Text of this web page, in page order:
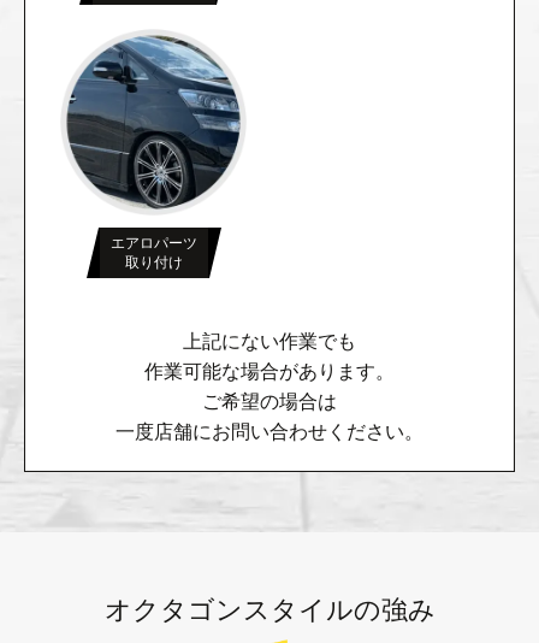
エアロパーツ
取り付け
上記にない作業でも
作業可能な場合があります。
ご希望の場合は
一度店舗にお問い合わせください。
オクタゴンスタイルの強み